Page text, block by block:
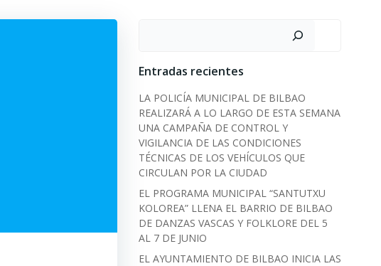
Entradas recientes
LA POLICÍA MUNICIPAL DE BILBAO
REALIZARÁ A LO LARGO DE ESTA SEMANA
UNA CAMPAÑA DE CONTROL Y
VIGILANCIA DE LAS CONDICIONES
TÉCNICAS DE LOS VEHÍCULOS QUE
CIRCULAN POR LA CIUDAD
EL PROGRAMA MUNICIPAL “SANTUTXU
KOLOREA” LLENA EL BARRIO DE BILBAO
DE DANZAS VASCAS Y FOLKLORE DEL 5
AL 7 DE JUNIO
EL AYUNTAMIENTO DE BILBAO INICIA LAS